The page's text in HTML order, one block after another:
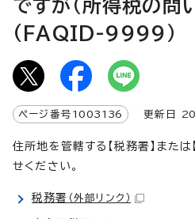
ですが（所得税の問
(FAQID-9999）
ページ番号 1003136 更新日
住所地を管轄する【税務署】また
せください。
税務署 （外部リンク）